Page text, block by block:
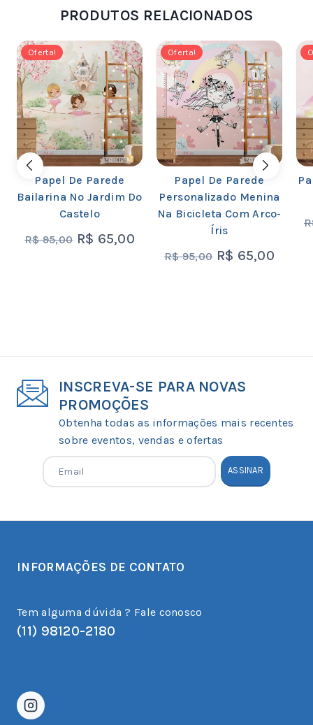
PRODUTOS RELACIONADOS
Oferta!
Papel De Parede
Bailarina No Jardim Do
Castelo
R$95,00 R$ 65,00
Oferta!
Papel De Parede
Personalizado Menina
Na Bicicleta Com Arco-
Íris
R$95,00 R$ 65,00
INSCREVA-SE PARA NOVAS
PROMOÇÕES
Obtenha todas as informações mais recentes
sobre eventos, vendas e ofertas
INFORMAÇÕES DE CONTATO
Tem alguma dúvida ? Fale conosco
(11) 98120-2180